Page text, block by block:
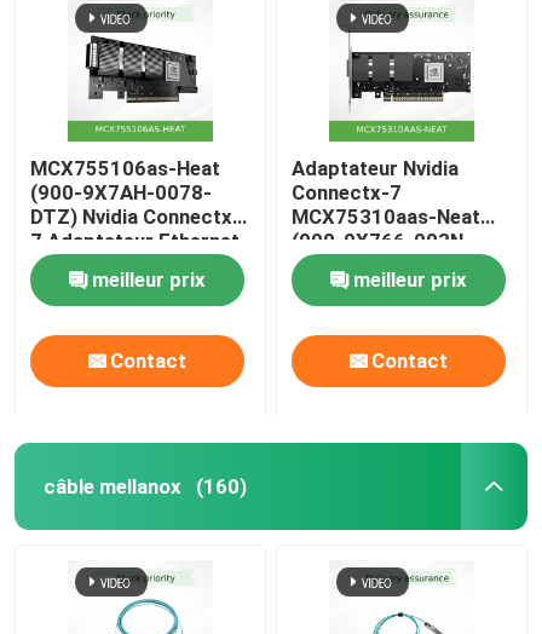
MCX755106as-Heat
(900-9X7AH-0078-
DTZ) Nvidia Connectx-
7 Adaptateur Ethernet
200g avec deux ports
meilleur prix
Contact
Adaptateur Nvidia
Connectx-7
MCX75310aas-Neat
(900-9X766-003N-
SQ0) Monoport Osfp
Infiniband : NDR 400
Go/s (Vitesse par
défaut) Ethernet : 400
Gbit/s
meilleur prix
Contact
câble mellanox (160)